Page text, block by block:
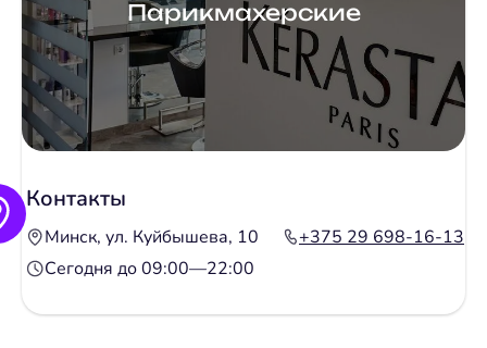
Парикмахерские
Контакты
Минск, ул. Куйбышева, 10
+375 29 698-16-13
Сегодня до 09:00—22:00